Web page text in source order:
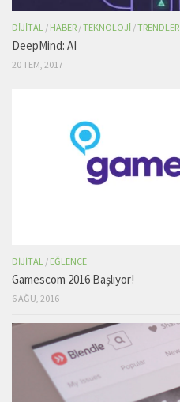
DIJITAL / HABER /TEKNOLOJI /TRENDLER
DeepMind: AI
20 TEM, 2017
DIJITAL / EĞLENCE
Gamescom 2016 Başlıyor!
6 AĞU, 2016